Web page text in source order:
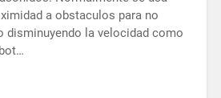
a obstaculos para no
disminuyendo la velocidad como